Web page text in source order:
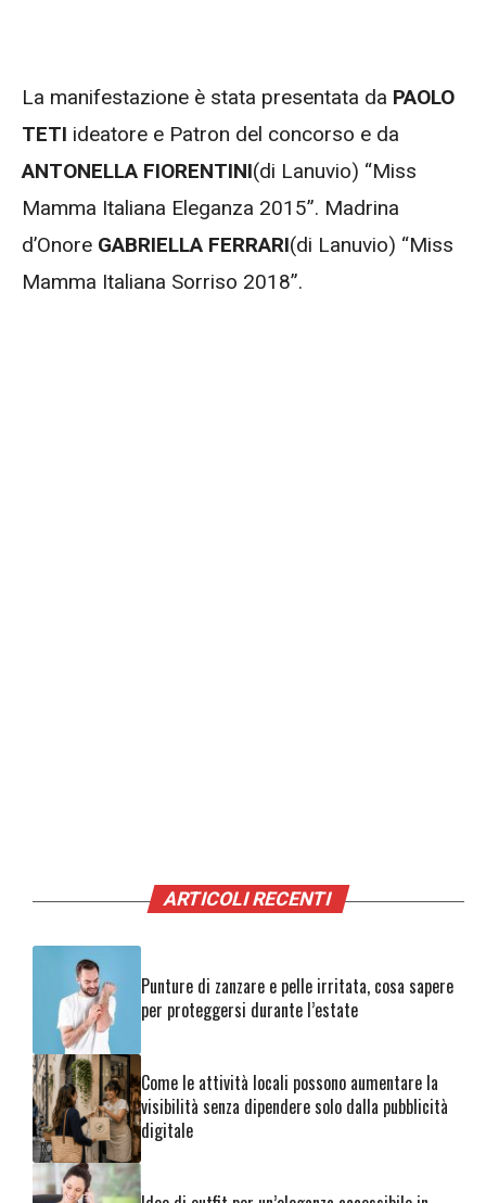
La manifestazione è stata presentata da PAOLO
TETI ideatore e Patron del concorso e da
ANTONELLA FIORENTINI(di Lanuvio) “Miss
Mamma Italiana Eleganza 2015”. Madrina
d’Onore GABRIELLA FERRARI(di Lanuvio) “Miss
Mamma Italiana Sorriso 2018”.
ARTICOLI RECENTI
Punture di zanzare e pelle irritata, cosa sapere
per proteggersi durante l’estate
Come le attività locali possono aumentare la
visibilità senza dipendere solo dalla pubblicità
digitale